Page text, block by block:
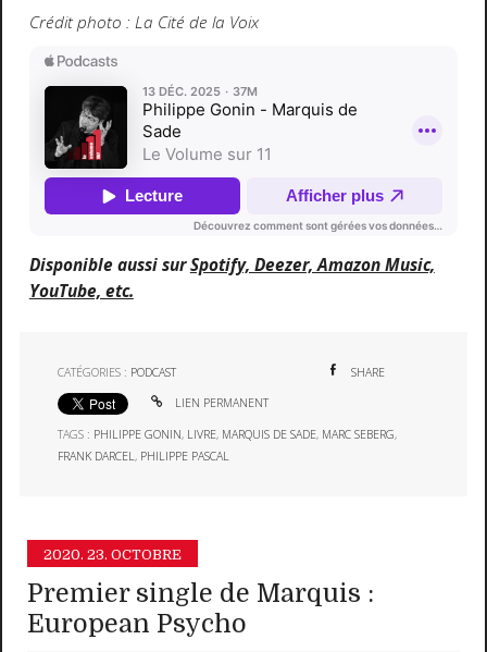
Crédit photo : La Cité de la Voix
Disponible aussi surSpotify, Deezer, Amazon Music,
YouTube, etc.
CATÉGORIES : PODCAST SHARE
LIEN PERMANENT
TAGS : PHILIPPE GONIN, LIVRE, MARQUIS DE SADE, MARC SEBERG,
FRANK DARCEL, PHILIPPE PASCAL
2020. 23. OCTOBRE
Premier single de Marquis :
European Psycho